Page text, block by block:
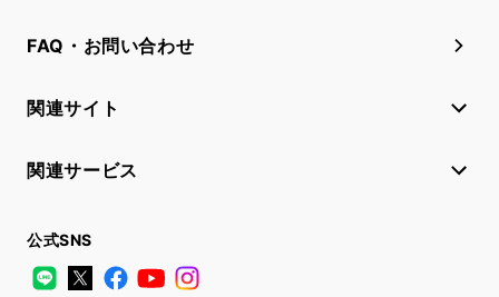
FAQ・お問い合わせ
関連サイト
関連サービス
公式SNS
LINE
X FacebookYouTube